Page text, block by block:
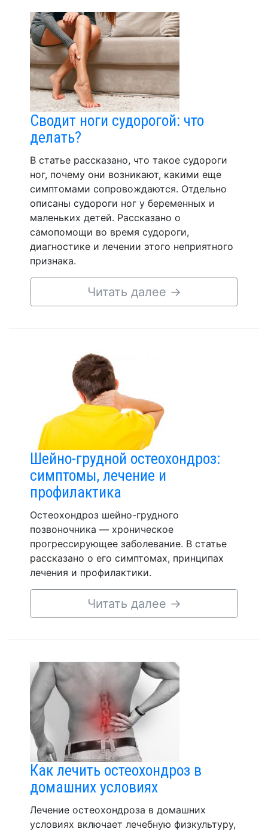
Сводит ноги судорогой: что
делать?
В статье рассказано, что такое судороги
ног, почему они возникают, какими еще
симптомами сопровождаются. Отдельно
описаны судороги ног у беременных и
маленьких детей. Рассказано о
самопомощи во время судороги,
диагностике и лечении этого неприятного
признака.
Читать далее →
Шейно-грудной остеохондроз:
симптомы, лечение и
профилактика
Остеохондроз шейно-грудного
позвоночника — хроническое
прогрессирующее заболевание. В статье
рассказано о его симптомах, принципах
лечения и профилактики.
Читать далее →
Как лечить остеохондроз в
домашних условиях
Лечение остеохондроза в домашних
условиях включает лечебную физкультуру,